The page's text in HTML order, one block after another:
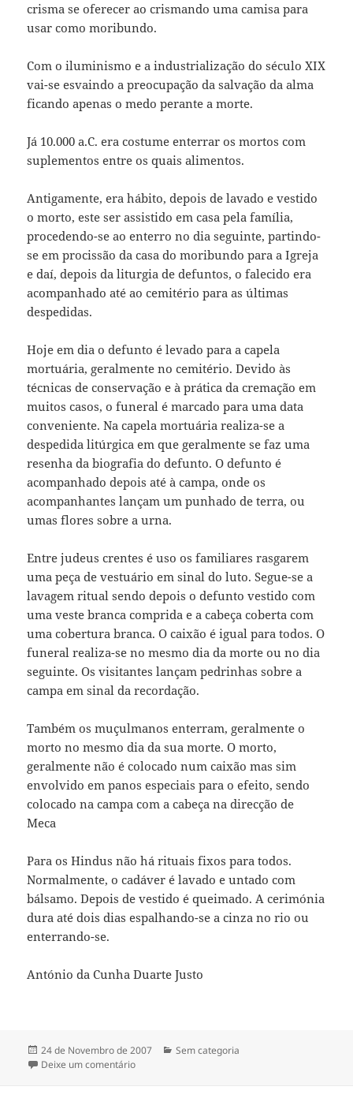
crisma se oferecer ao crismando uma camisa para
usar como moribundo.
Com o iluminismo e a industrialização do século XIX
vai-se esvaindo a preocupação da salvação da alma
ficando apenas o medo perante a morte.
Já 10.000 a.C. era costume enterrar os mortos com
suplementos entre os quais alimentos.
Antigamente, era hábito, depois de lavado e vestido
o morto, este ser assistido em casa pela família,
procedendo-se ao enterro no dia seguinte, partindo-
se em procissão da casa do moribundo para a Igreja
e daí, depois da liturgia de defuntos, o falecido era
acompanhado até ao cemitério para as últimas
despedidas.
Hoje em dia o defunto é levado para a capela
mortuária, geralmente no cemitério. Devido às
técnicas de conservação e à prática da cremação em
muitos casos, o funeral é marcado para uma data
conveniente. Na capela mortuária realiza-se a
despedida litúrgica em que geralmente se faz uma
resenha da biografia do defunto. O defunto é
acompanhado depois até à campa, onde os
acompanhantes lançam um punhado de terra, ou
umas flores sobre a urna.
Entre judeus crentes é uso os familiares rasgarem
uma peça de vestuário em sinal do luto. Segue-se a
lavagem ritual sendo depois o defunto vestido com
uma veste branca comprida e a cabeça coberta com
uma cobertura branca. O caixão é igual para todos. O
funeral realiza-se no mesmo dia da morte ou no dia
seguinte. Os visitantes lançam pedrinhas sobre a
campa em sinal da recordação.
Também os muçulmanos enterram, geralmente o
morto no mesmo dia da sua morte. O morto,
geralmente não é colocado num caixão mas sim
envolvido em panos especiais para o efeito, sendo
colocado na campa com a cabeça na direcção de
Meca
Para os Hindus não há rituais fixos para todos.
Normalmente, o cadáver é lavado e untado com
bálsamo. Depois de vestido é queimado. A cerimónia
dura até dois dias espalhando-se a cinza no rio ou
enterrando-se.
António da Cunha Duarte Justo
Publicado
a
24 de Novembro de 2007 Categorias
Sem categoria
Deixe um comentário